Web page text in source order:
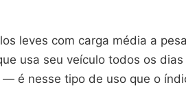
leves com carga média a
usa seu veículo todos os
é nesse tipo de uso que o